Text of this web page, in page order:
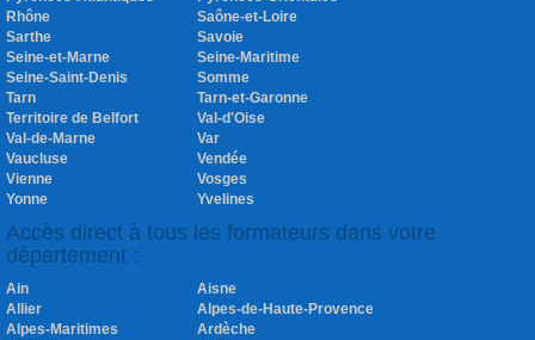
Rhône
Saône-et-Loire
Sarthe
Savoie
Seine-et-Marne
Seine-Maritime
Seine-Saint-Denis
Somme
Tarn
Tarn-et-Garonne
Territoire de Belfort
Val-d'Oise
Val-de-Marne
Var
Vaucluse
Vendée
Vienne
Vosges
Yonne
Yvelines
Accès direct à tous les formateurs dans votre
département :
Ain
Aisne
Allier
Alpes-de-Haute-Provence
Alpes-Maritimes
Ardèche